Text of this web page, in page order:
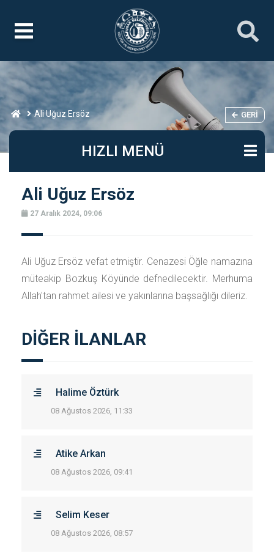
Ali Uğuz Ersöz GERI
HIZLI MENÜ
Ali Uğuz Ersöz
27 Aralık 2024, 09:06
Ali Uğuz Ersöz vefat etmiştir. Cenazesi Öğle namazına
müteakip Bozkuş Köyünde defnedilecektir. Merhuma
Allah'tan rahmet ailesi ve yakınlarına başsağlığı dileriz.
DİĞER İLANLAR
Halime Öztürk
08 Ağustos 2026, 11:33
Atike Arkan
08 Ağustos 2026, 09:41
Selim Keser
08 Ağustos 2026, 08:57